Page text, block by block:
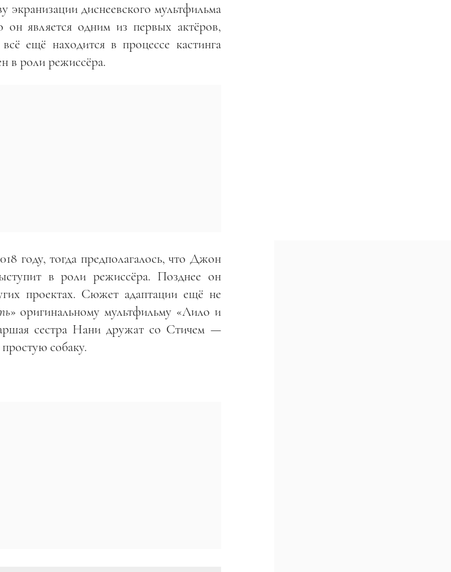
экранизации диснеевского мультфильма
является одним из первых актёров,
ещё находится в процессе кастинга
в роли режиссёра.
году, тогда предполагалось, что Джон
в роли режиссёра. Позднее он
проектах. Сюжет адаптации ещё не
» оригинальному мультфильму «Лило и
сестра Нани дружат со Стичем —
собаку.